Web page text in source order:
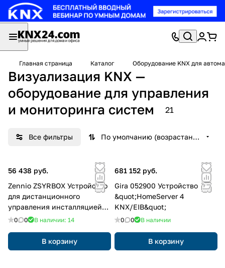
Главная страница Каталог Оборудование KNX для
Визуализация KNX —
оборудование для управления
и мониторинга систем
21
Все фильтры По умолчанию (возрастание)
56 438 руб.
Zennio ZSYRBOX Устройство
для дистанционного
управления инсталляцией
KNX RemoteBOX
0 0 В наличии: 14
В корзину
681 152 руб.
Gira 052900 Устройство
&quot;HomeServer 4
KNX/EIB&quot;
0 0 В наличии
В корзину